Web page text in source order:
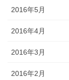
2016年5月
2016年4月
2016年3月
2016年2月